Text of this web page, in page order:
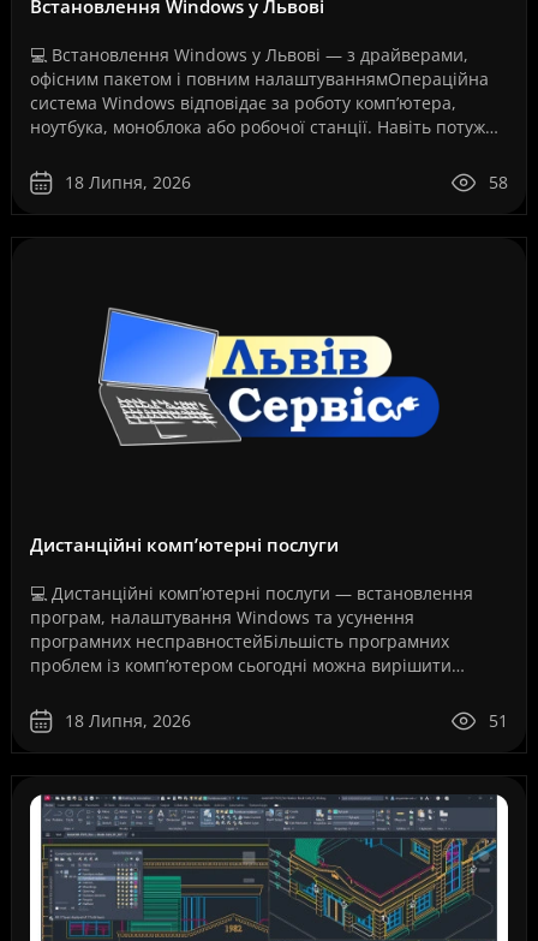
Встановлення Windows у Львові
💻 Встановлення Windows у Львові — з драйверами,
офісним пакетом і повним налаштуваннямОпераційна
система Windows відповідає за роботу комп’ютера,
ноутбука, моноблока або робочої станції. Навіть потужне
18 Липня, 2026
58
Дистанційні комп’ютерні послуги
💻 Дистанційні комп’ютерні послуги — встановлення
програм, налаштування Windows та усунення
програмних несправностейБільшість програмних
проблем із комп’ютером сьогодні можна вирішити
центру та без оч..
18 Липня, 2026 51